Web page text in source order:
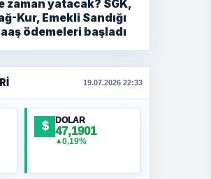
zaman yatacak? SGK,
Kur, Emekli Sandığı
ödemeleri başladı
19.07.2026 22:33
$ DOLAR
47,1901
▲0,19%